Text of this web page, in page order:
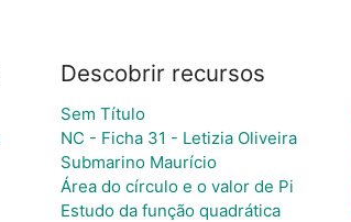
Descobrir recursos
Sem Título
NC - Ficha 31 - Letizia Oliveira
Submarino Maurício
Área do círculo e o valor de Pi
Estudo da função quadrática